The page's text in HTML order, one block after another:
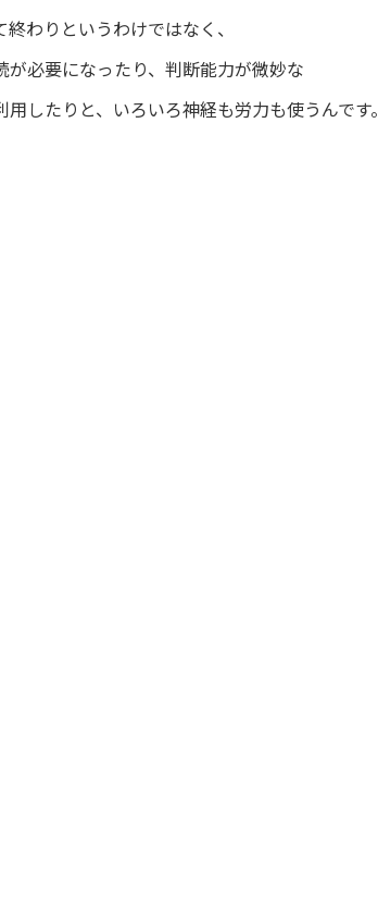
わりというわけではなく、
必要になったり、判断能力が微妙な
したりと、いろいろ神経も労力も使うんです。